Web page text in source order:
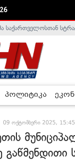
დე-ფაქტო
საქართველოსთან
პოლიტიკა
09 ოქტომბერი 2025, 15:45
გაწმენდითი